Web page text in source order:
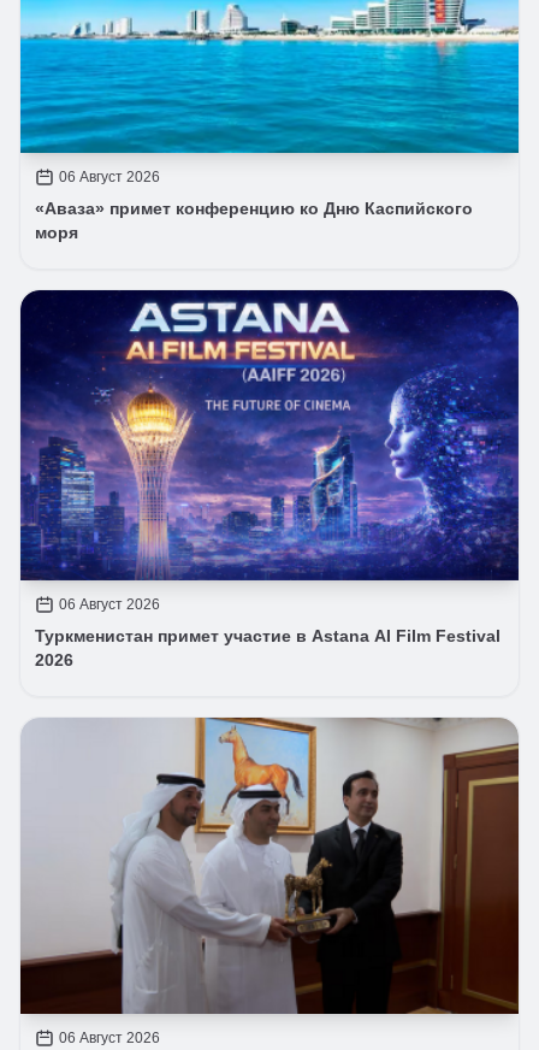
06 Август 2026
«Аваза» примет конференцию ко Дню Каспийского
моря
06 Август 2026
Туркменистан примет участие в Astana AI Film Festival
2026
06 Август 2026